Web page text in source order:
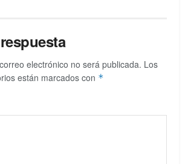
electrónico no será publicada. Los
están marcados con *